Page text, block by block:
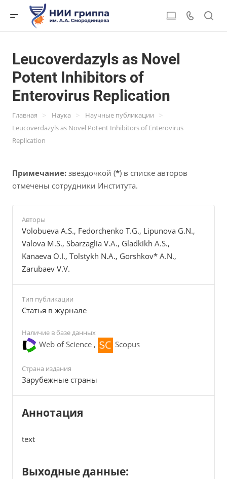
Leucoverdazyls as Novel
Potent Inhibitors of
Enterovirus Replication
Главная > Наука > Научные публикации >
Leucoverdazyls as Novel Potent Inhibitors of Enterovirus
Replication
Примечание: звёздочкой (*) в списке авторов
отмечены сотрудники Института.
Авторы
Volobueva A.S., Fedorchenko T.G., Lipunova G.N.,
Valova M.S., Sbarzaglia V.A., Gladkikh A.S.,
Kanaeva O.I., Tolstykh N.A., Gorshkov* A.N.,
Zarubaev V.V.
Тип публикации
Cтатья в журнале
Наличие в базе данных
Web of Science , Scopus
Страна издания
Зарубежные страны
Аннотация
text
Выходные данные: